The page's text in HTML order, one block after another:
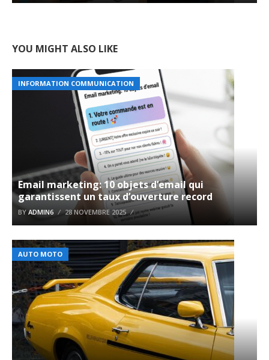
YOU MIGHT ALSO LIKE
INFORMATION COMMUNICATION
Email marketing: 10 objets d’email qui
garantissent un taux d’ouverture record
BYADMIN6 28 NOVEMBRE 2025
AUTO MOTO